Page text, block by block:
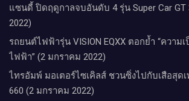
แซนดี้ ปิดฤดูกาลจบอันดับ 4 รุ่น Super Car GT
2022)
รถยนต์ไฟฟ้ารุ่น VISION EQXX ตอกย้ำ “ความ
ไฟฟ้า” (2 มกราคม 2022)
ไทรอัมพ์ มอเตอร์ไซเคิลส์ ชวนซิ่งไปกับเสือสุด
660 (2 มกราคม 2022)